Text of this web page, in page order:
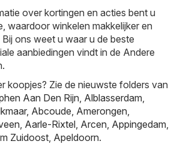
over kortingen en acties bent u
waardoor winkelen makkelijker en
ons weet u waar u de beste
aanbiedingen vindt in de Andere
koopjes? Zie de nieuwste folders van
Aan Den Rijn Alblasserdam
, Abcoude Amerongen
Aarle-Rixtel Arcen Appingedam
Zuidoost Apeldoorn.